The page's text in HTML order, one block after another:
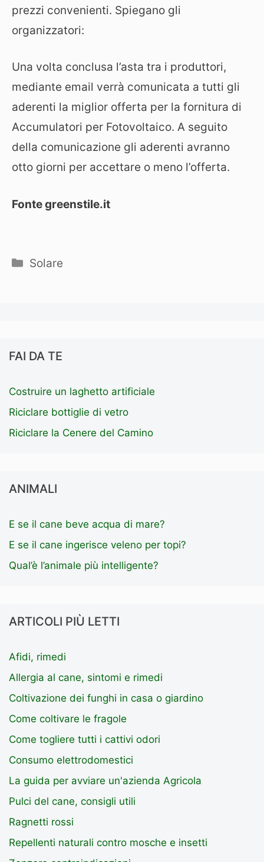
prezzi convenienti. Spiegano gli
organizzatori:
Una volta conclusa l’asta tra i produttori,
mediante email verrà comunicata a tutti gli
aderenti la miglior offerta per la fornitura di
Accumulatori per Fotovoltaico. A seguito
della comunicazione gli aderenti avranno
otto giorni per accettare o meno l’offerta.
Fonte greenstile.it
Categorie
Solare
FAI DA TE
Costruire un laghetto artificiale
Riciclare bottiglie di vetro
Riciclare la Cenere del Camino
ANIMALI
E se il cane beve acqua di mare?
E se il cane ingerisce veleno per topi?
Qual’è l’animale più intelligente?
ARTICOLI PIÙ LETTI
Afidi, rimedi
Allergia al cane, sintomi e rimedi
Coltivazione dei funghi in casa o giardino
Come coltivare le fragole
Come togliere tutti i cattivi odori
Consumo elettrodomestici
La guida per avviare un'azienda Agricola
Pulci del cane, consigli utili
Ragnetti rossi
Repellenti naturali contro mosche e insetti